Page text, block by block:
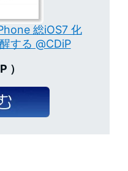
総iOS7 化
する @CDiP
）